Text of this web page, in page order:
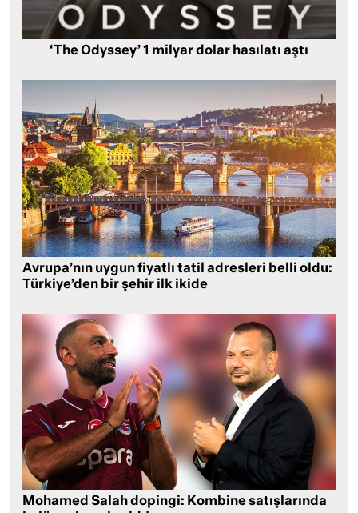
‘The Odyssey’ 1 milyar dolar hasılatı aştı
Avrupa’nın uygun fiyatlı tatil adresleri belli oldu:
Türkiye’den bir şehir ilk ikide
Mohamed Salah dopingi: Kombine satışlarında